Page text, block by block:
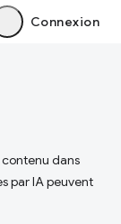
Connexion
dans
par IA peuvent